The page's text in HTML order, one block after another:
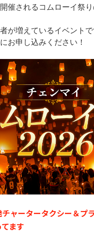
催されるコムローイ祭
が増えているイベント
お申し込みください！
ャータータクシー＆プ
ます